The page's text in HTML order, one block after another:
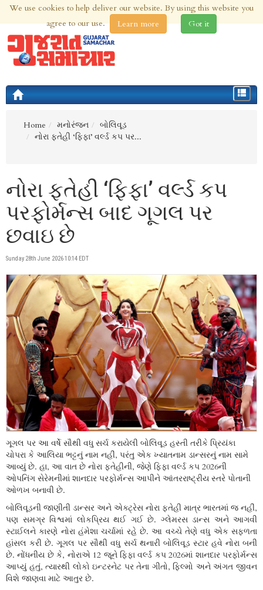
10th Aug 2026 | Updated at 12:47am 10th Aug 2026
Toggle
Home
મનોરંજન
બોલિવૂડ
નોરા ફતેહી ‘ફિફા’ વર્લ્ડ કપ પર...
નોરા ફતેહી ‘ફિફા’ વર્લ્ડ કપ
પરફોર્મન્સ બાદ ગૂગલ પર
છવાઇ છે
Sunday 28th June 2026 10:14 EDT
ગૂગલ પર આ વર્ષે સૌથી વધુ સર્ચ કરાયેલી બોલિવૂડ હસ્તી તરીકે પ્રિયંકા
ચોપરા કે આલિયા ભટ્ટનું નામ નહીં, પરંતુ એક ખ્યાતનામ ડાન્સરનું નામ સામે
આવ્યું છે. હા, આ વાત છે નોરા ફતેહીની, જેણે ફિફા વર્લ્ડ કપ 2026ની
ઓપનિંગ સેરેમનીમાં શાનદાર પરફોર્મન્સ આપીને આંતરરાષ્ટ્રીય સ્તરે પોતાની
ઓળખ બનાવી છે.
બોલિવૂડની જાણીતી ડાન્સર અને એક્ટ્રેસ નોરા ફતેહી માત્ર ભારતમાં જ નહીં,
પણ સમગ્ર વિશ્વમાં લોકપ્રિય થઈ ગઈ છે. ગ્લેમરસ ડાન્સ અને આગવી
સ્ટાઈલને કારણે નોરા હંમેશા ચર્ચામાં રહે છે. આ વચ્ચે તેણે વધુ એક સફળતા
હાંસલ કરી છે. ગૂગલ પર સૌથી વધુ સર્ચ થનારી બોલિવૂડ સ્ટાર હવે નોરા બની
છે. નોંધનીય છે કે, નોરાએ 12 જૂને ફિફા વર્લ્ડ કપ 2026માં શાનદાર પરફોર્મન્સ
આપ્યું હતું, ત્યારથી લોકો ઇન્ટરનેટ પર તેના ગીતો, ફિલ્મો અને અંગત જીવન
વિશે જાણવા માટે આતુર છે.
We use cookies to help deliver our website. By using this website you
agree to our use.
Learn more Got it